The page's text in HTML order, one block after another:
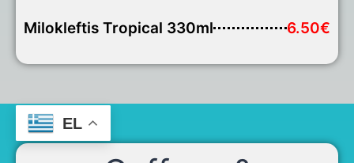
Milokleftis Tropical 330ml 6.50€
EL